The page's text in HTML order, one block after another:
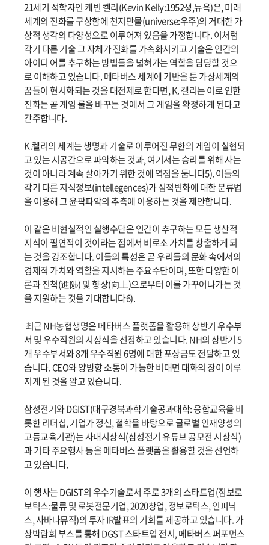
21세기 석학자인 케빈 켈리(Kevin Kelly:1952생,뉴욕)은, 미래
세계의 진화를 구상함에 천지만물(universe:우주)의 거대한 가
상적 생각의 다양성으로 이루어져 있음을 가정합니다. 이처럼
각기 다른 기술 그 자체가 진화를 가속화시키고 기술은 인간의
아이디 어를 추구하는 방법들을 넓혀가는 역할을 담당할 것으
로 이해하고 있습니다. 메타버스 세계에 기반을 툰 가상세계의
꿈들이 현시화되는 것을 대전제로 한다면, K. 켈리는 이로 인한
진화는 곧 게임 룰을 바꾸는 것에서 그 게임을 확정하게 된다고
간주합니다.
K.켈리의 세계는 생명과 기술로 이루어진 무한의 게임이 실현되
고 있는 시공간으로 파악하는 것과, 여기서는 승리를 위해 사는
것이 아니라 계속 살아가기 위한 것에 역점을 둡니다5). 이들의
각기 다른 지식정보(intellegences)가 심적변화에 대한 분류법
을 이용해 그 윤곽파악의 추측에 이용하는 것을 제안합니다.
이 같은 비현실적인 실행수단은 인간이 추구하는 모든 생산적
지식이 필연적이 것이라는 점에서 비로소 가치를 창출하게 되
는 것을 강조합니다. 이들의 특성은 곧 우리들의 문화 속에서의
경제적 가치와 역할을 지시하는 주요수단이며, 또한 다양한 이
론과 진척(進陟) 및 향상(向上)으로부터 이를 가꾸어나가는 것
을 지원하는 것을 기대합니다6).
최근 NH농협생명은 메타버스 플랫폼을 활용해 상반기 우수부
서 및 우수직원의 시상식을 선정하고 있습니다. NH의 상반기 5
개 우수부서와 8개 우수직원 6명에 대한 포상금도 전달하고 있
습니다. CEO와 양방향 소통이 가능한 비대면 대화의 장이 이루
지게 된 것을 알고 있습니다.
삼성전기와 DGIST(대구경북과학기술공과대학: 융합교육을 비
롯한 리더십, 기업가 정신, 철학을 바탕으로 글로벌 인재양성의
고등교육기관)는 사내시상식(삼성전기 유튜브 공모전 시상식)
과 기타 주요행사 등을 메타버스 플랫폼을 활용할 것을 선언하
고 있습니다.
이 행사는 DGIST의 우수기술로서 주로 3개의 스타트업(짐보로
보틱스:물류 및 로봇전문기업, 2020창업, 정보로틱스, 인피닉
스, 사바나뮤직)의 투자 IR발표의 기회를 제공하고 있습니다. 가
상박람회 부스를 통해 DGST 스타트업 전시, 메타버스 퍼포먼스